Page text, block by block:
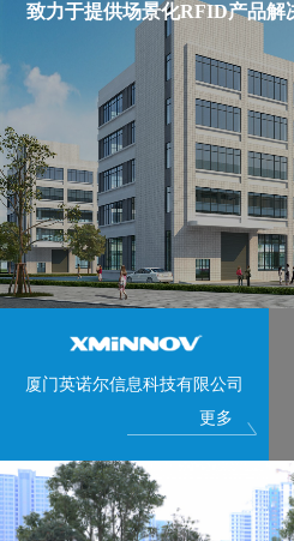
致力于提供场景化RFID产品解
厦门英诺尔信息科技有限公司
更多